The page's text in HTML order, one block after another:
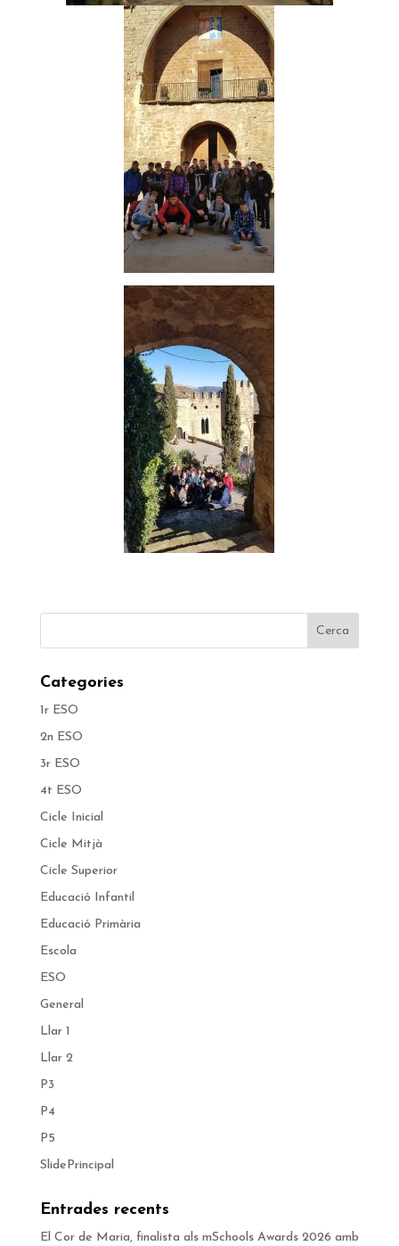
Categories
1r ESO
2n ESO
3r ESO
4t ESO
Cicle Inicial
Cicle Mitjà
Cicle Superior
Educació Infantil
Educació Primària
Escola
ESO
General
Llar 1
Llar 2
P3
P4
P5
SlidePrincipal
Entrades recents
El Cor de Maria, finalista als mSchools Awards 2026 amb